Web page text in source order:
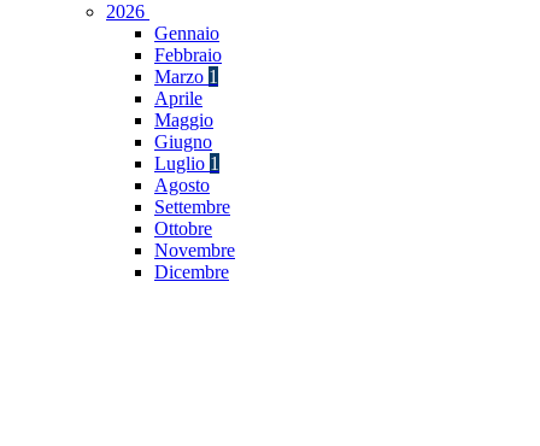
2026
Gennaio
Febbraio
Marzo 1
Aprile
Maggio
Giugno
Luglio 1
Agosto
Settembre
Ottobre
Novembre
Dicembre